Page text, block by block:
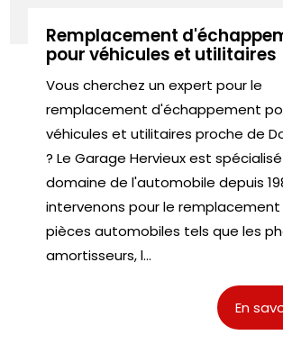
Remplacement
pour véhicules et utilitaires
Vous cherchez un expert pour le
remplacement d'échappement
véhicules et utilitaires proche de
? Le Garage Hervieux est
domaine de l'automobile depuis
intervenons pour le remplacement
pièces automobiles tels que les
amortisseurs, l...
En